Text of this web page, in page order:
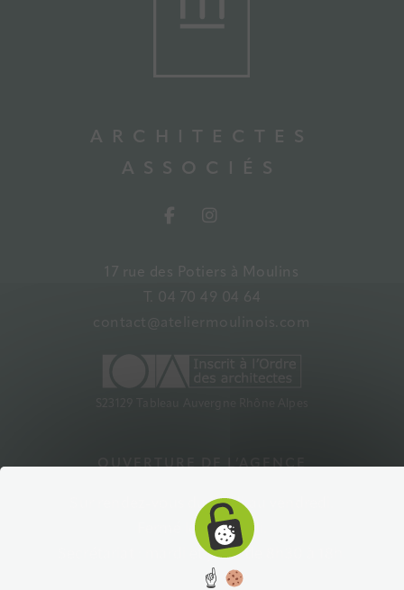
ARCHITECTES
ASSOCIÉS
17 rue des Potiers à Moulins
OUVERTURE DE L’AGENCE
Sur rendez-vous du lundi au vendredi.
Fermé le mercredi.
Secrétariat : mardi et jeudi de 8h30 à 18h.
☝